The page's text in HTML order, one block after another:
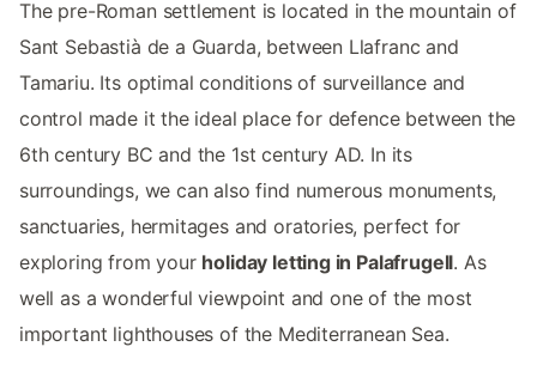
The pre-Roman settlement is located in the mountain of
Sant Sebastià de a Guarda, between Llafranc and
Tamariu. Its optimal conditions of surveillance and
control made it the ideal place for defence between the
6th century BC and the 1st century AD. In its
surroundings, we can also find numerous monuments,
sanctuaries, hermitages and oratories, perfect for
exploring from your holiday letting in Palafrugell. As
well as a wonderful viewpoint and one of the most
important lighthouses of the Mediterranean Sea.